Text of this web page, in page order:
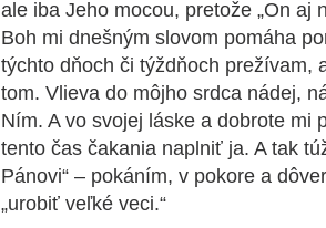
ale iba Jeho mocou, pretože „On aj
Boh mi dnešným slovom pomáha
týchto dňoch či týždňoch prežívam,
tom. Vlieva do môjho srdca nádej,
Ním. A vo svojej láske a dobrote mi
tento čas čakania naplniť ja. A tak
Pánovi“ – pokáním, v pokore a
„urobiť veľké veci.“